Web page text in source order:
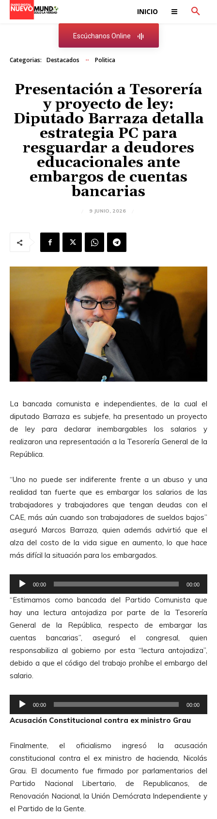
INICIO
Escúchanos Online
Categorias: Destacados Politica
Presentación a Tesorería
y proyecto de ley:
Diputado Barraza detalla
estrategia PC para
resguardar a deudores
educacionales ante
embargos de cuentas
bancarias
9 JUNIO, 2026
La bancada comunista e independientes, de la cual el
diputado Barraza es subjefe, ha presentado un proyecto
de ley para declarar inembargables los salarios y
realizaron una representación a la Tesorería General de la
República.
“Uno no puede ser indiferente frente a un abuso y una
realidad tan fuerte que es embargar los salarios de las
trabajadores y trabajadores que tengan deudas con el
CAE, más aún cuando son trabajadores de sueldos bajos”
aseguró Marcos Barraza, quien además advirtió que el
alza del costo de la vida sigue en aumento, lo que hace
más difícil la situación para los embargados.
e
p
r
o
d
u
c
t
o
d
A
u
d
i
o
00:00 00:00
“Estimamos como bancada del Partido Comunista que
hay una lectura antojadiza por parte de la Tesorería
General de la República, respecto de embargar las
cuentas bancarias”, aseguró el congresal, quien
responsabiliza al gobierno por esta “lectura antojadiza”,
debido a que el código del trabajo prohíbe el embargo del
salario.
e
p
o
d
u
c
t
o
00:00 00:00
Acusación Constitucional contra ex ministro Grau
Finalmente, el oficialismo ingresó la acusación
constitucional contra el ex ministro de hacienda, Nicolás
Grau. El documento fue firmado por parlamentarios del
Partido Nacional Libertario, de Republicanos, de
Renovación Nacional, la Unión Demócrata Independiente y
el Partido de la Gente.